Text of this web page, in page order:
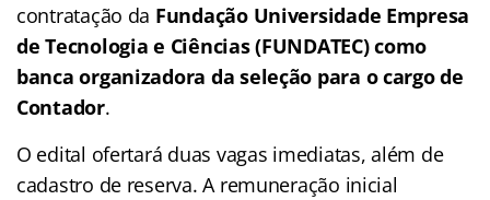
contratação da Fundação Universidade Empresa
de Tecnologia e Ciências (FUNDATEC) como
banca organizadora da seleção para o cargo de
Contador.
O edital ofertará duas vagas imediatas, além de
cadastro de reserva. A remuneração inicial